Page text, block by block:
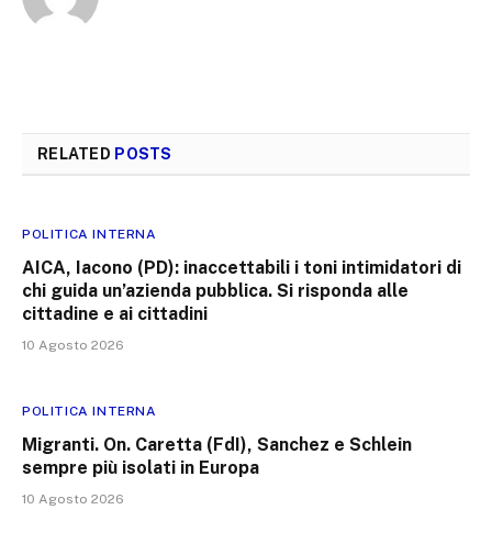
RELATED POSTS
POLITICA INTERNA
AICA, Iacono (PD): inaccettabili i toni intimidatori di
chi guida un’azienda pubblica. Si risponda alle
cittadine e ai cittadini
10 Agosto 2026
POLITICA INTERNA
Migranti. On. Caretta (FdI), Sanchez e Schlein
sempre più isolati in Europa
10 Agosto 2026